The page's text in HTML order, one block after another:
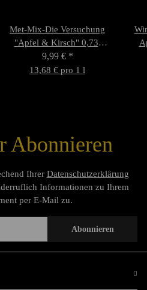
Met-Mix-Die Versuchung
"Apfel & Kirsch" 0,73l
7,5%vol
9,99 € *
13,68 € pro 1 l
Abonnieren
Ihrer Datenschutzerklärung
Informationen zu Ihrem
per E-Mail zu.
Abonnieren